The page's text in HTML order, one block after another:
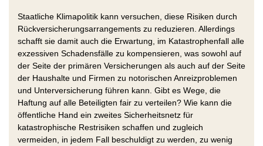
Staatliche Klimapolitik kann versuchen, diese Risiken durch
Rückversicherungsarrangements zu reduzieren. Allerdings
schafft sie damit auch die Erwartung, im Katastrophenfall alle
exzessiven Schadensfälle zu kompensieren, was sowohl auf
der Seite der primären Versicherungen als auch auf der Seite
der Haushalte und Firmen zu notorischen Anreizproblemen
und Unterversicherung führen kann. Gibt es Wege, die
Haftung auf alle Beteiligten fair zu verteilen? Wie kann die
öffentliche Hand ein zweites Sicherheitsnetz für
katastrophische Restrisiken schaffen und zugleich
vermeiden, in jedem Fall beschuldigt zu werden, zu wenig